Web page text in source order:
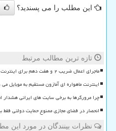
این مطلب را می پسندید؟
تازه ترین مطالب مرتبط
ماجرای اعمال ضریب ۲ و هفت دهم برای اینترنت بین الملل چیست؟
اینترنت ماهواره ای آمازون مستقیم به موبایل
چرا مرورگرها به برخی سایت های ایرانی هشدار
انحصار در فضای مجازی ممنوع حمایت دولتی فقط
نظرات بینندگان در مورد این